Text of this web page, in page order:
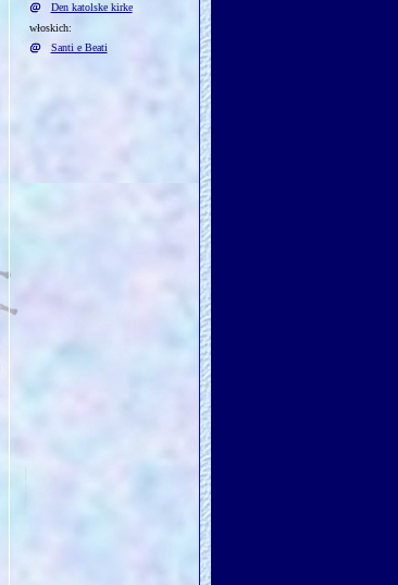
Den katolske kirke
włoskich:
Santi e Beati